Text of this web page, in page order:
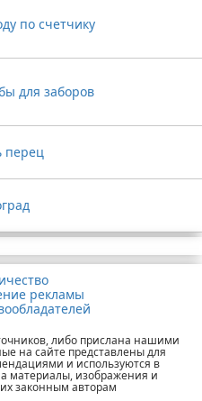
по счетчику
для заборов
перец
рекламы
либо прислана нашими
на сайте представлены для
и используются в
материалы, изображения и
законным авторам